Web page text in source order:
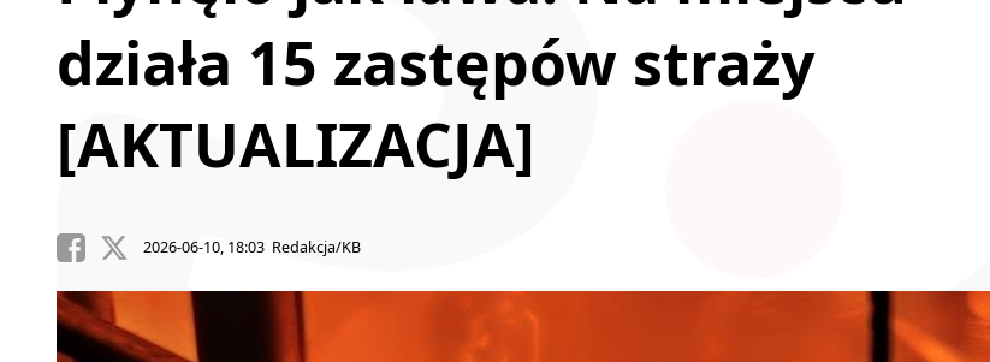
działa 15 zastępów straży
[AKTUALIZACJA]
2026-06-10, 18:03 Redakcja/KB